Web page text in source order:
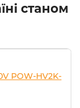
станом
POW-HV2K-